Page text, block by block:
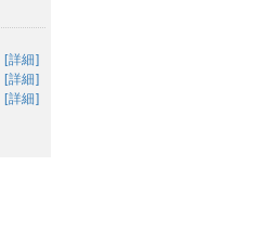
[詳細]
[詳細]
[詳細]